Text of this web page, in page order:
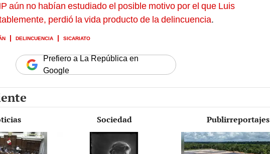
aún no habían estudiado el posible motivo por el que Luis
perdió la vida producto de la delincuencia.
DELINCUENCIA SICARIATO
Prefiero a La República en
Google
Sociedad Publirreportajes